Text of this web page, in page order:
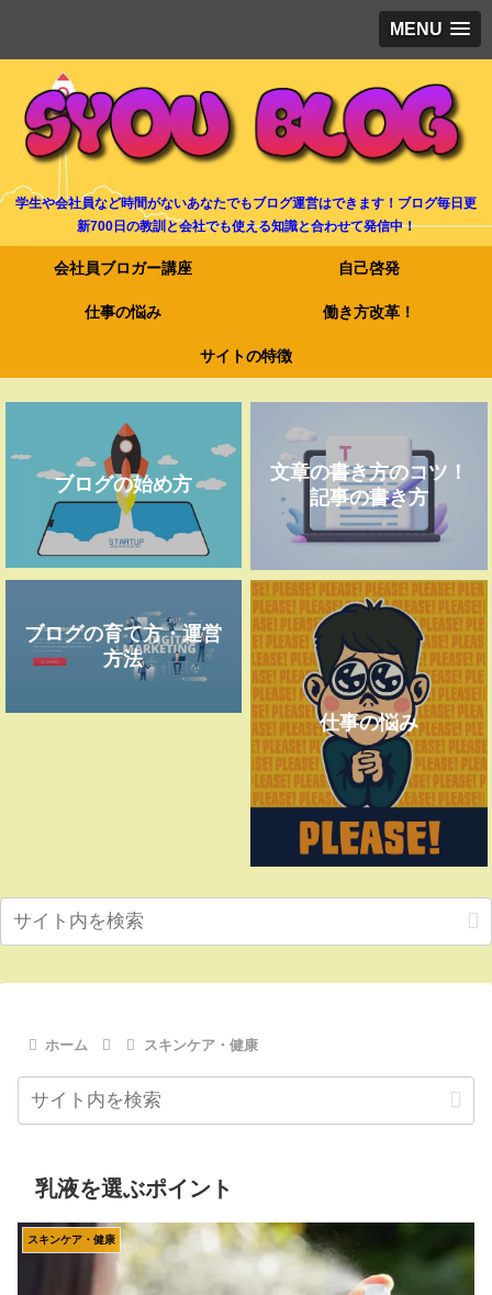
MENU
学生や会社員など時間がないあなたでもブログ運営はできます！ブログ毎日更
新700日の教訓と会社でも使える知識と合わせて発信中！
会社員ブロガー講座 自己啓発
仕事の悩み 働き方改革！
サイトの特徴
ブログの始め方
文章の書き方のコツ！
記事の書き方
ブログの育て方・運営
方法
仕事の悩み
ホーム スキンケア・健康
乳液を選ぶポイント
スキンケア・健康